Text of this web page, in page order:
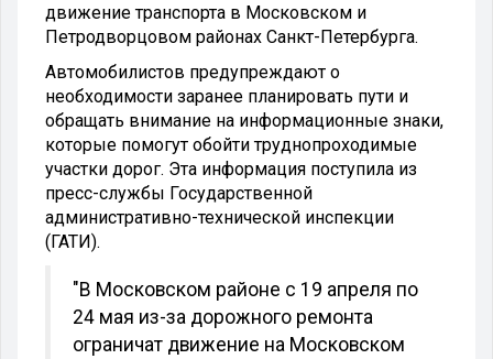
движение транспорта в Московском и
Петродворцовом районах Санкт-Петербурга.
Автомобилистов предупреждают о
необходимости заранее планировать пути и
обращать внимание на информационные знаки,
которые помогут обойти труднопроходимые
участки дорог. Эта информация поступила из
пресс-службы Государственной
административно-технической инспекции
(ГАТИ).
"В Московском районе с 19 апреля по
24 мая из-за дорожного ремонта
ограничат движение на Московском